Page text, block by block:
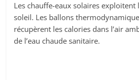
Les chauffe-eaux solaires
soleil. Les ballons
récupèrent les calories dans l’air
de l’eau chaude sanitaire.